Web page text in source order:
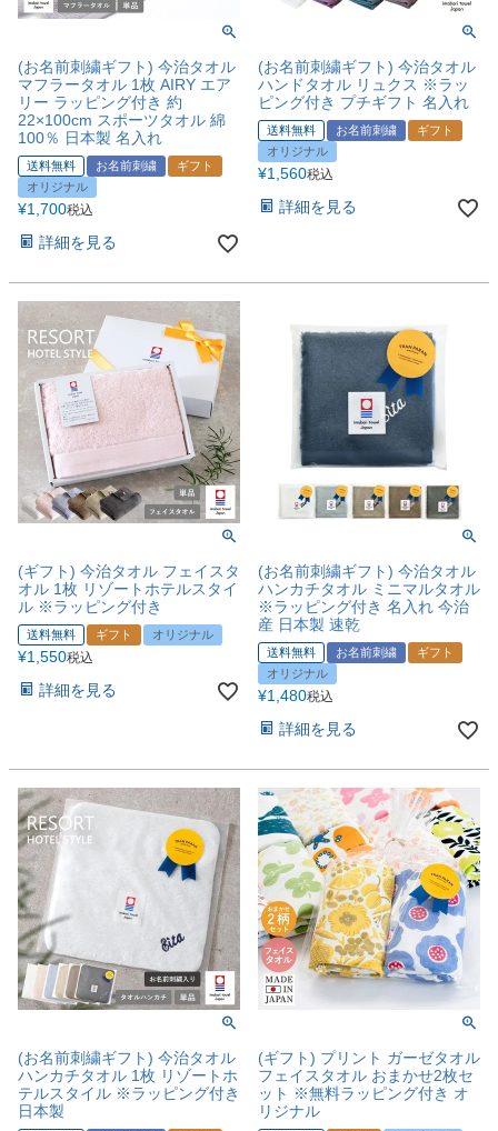
(お名前刺繍ギフト) 今治タオル
マフラータオル 1枚 AIRY エア
リー ラッピング付き 約
22×100cm スポーツタオル 綿
100％ 日本製 名入れ
送料無料 お名前刺繍
ギフト
オリジナル
¥1,700税込
詳細を見る
(お名前刺繍ギフト) 今治タオル
ハンドタオル リュクス ※ラッ
ピング付き プチギフト 名入れ
送料無料 お名前刺繍
ギフト
オリジナル
¥1,560税込
詳細を見る
(ギフト) 今治タオル フェイスタ
オル 1枚 リゾートホテルスタイ
ル ※ラッピング付き
送料無料 ギフト オリジナル
¥1,550税込
詳細を見る
(お名前刺繍ギフト) 今治タオル
ハンカチタオル ミニマルタオル
※ラッピング付き 名入れ 今治
産 日本製 速乾
送料無料 お名前刺繍
ギフト
オリジナル
¥1,480税込
詳細を見る
(お名前刺繍ギフト) 今治タオル
ハンカチタオル 1枚 リゾートホ
テルスタイル ※ラッピング付き
日本製
(ギフト) プリント ガーゼタオル
フェイスタオル おまかせ2枚セ
ット ※無料ラッピング付き オ
リジナル